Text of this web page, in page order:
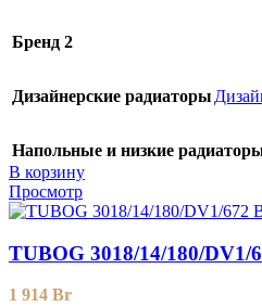
Бренд 2
Дизайнерские радиаторы
Напольные и низкие
В корзину
Просмотр
TUBOG 3018/14/180/DV1/
1 914 Br